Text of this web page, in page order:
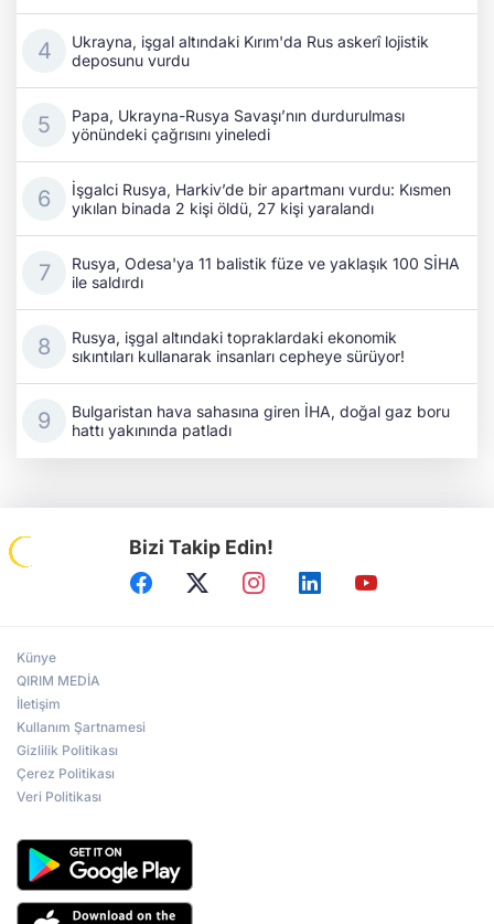
Ukrayna, işgal altındaki Kırım'da Rus askerî lojistik
deposunu vurdu
Papa, Ukrayna-Rusya Savaşı’nın durdurulması
yönündeki çağrısını yineledi
İşgalci Rusya, Harkiv’de bir apartmanı vurdu: Kısmen
yıkılan binada 2 kişi öldü, 27 kişi yaralandı
Rusya, Odesa'ya 11 balistik füze ve yaklaşık 100 SİHA
ile saldırdı
Rusya, işgal altındaki topraklardaki ekonomik
sıkıntıları kullanarak insanları cepheye sürüyor!
Bulgaristan hava sahasına giren İHA, doğal gaz boru
hattı yakınında patladı
Bizi Takip Edin!
Künye
QIRIM MEDİA
İletişim
Kullanım Şartnamesi
Gizlilik Politikası
Çerez Politikası
Veri Politikası